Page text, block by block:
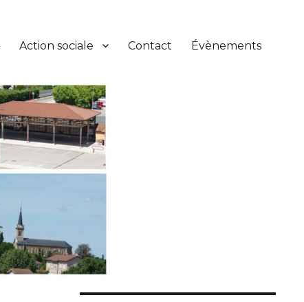
Action sociale Contact Évènements